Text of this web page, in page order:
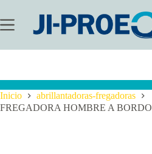
contenido
Inicio
abrillantadoras-fregadoras
FREGADORA HOMBRE A BORDO